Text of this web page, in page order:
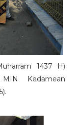
1437 H)
Kedamean